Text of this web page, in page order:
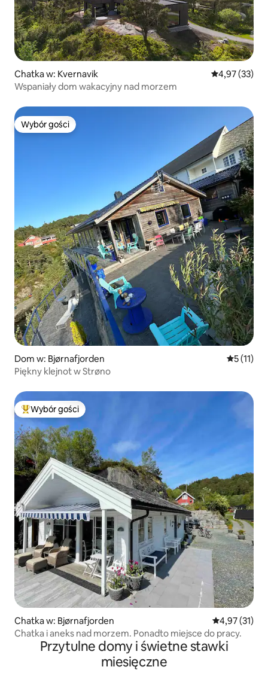
Chatka w: Kvernavik Średnia
4,97 (33)
Wspaniały dom wakacyjny nad morzem
Wybór gości
Wybór gości
Dom w: Bjørnafjorden Średnia
5 (11)
Piękny klejnot w Strøno
Najpopularniejsze z kategorii Wybór gości
Wybór gości
Chatka w: Bjørnafjorden Średnia
4,97 (31)
Chatka i aneks nad morzem. Ponadto miejsce do pracy.
Przytulne domy i świetne stawki
miesięczne